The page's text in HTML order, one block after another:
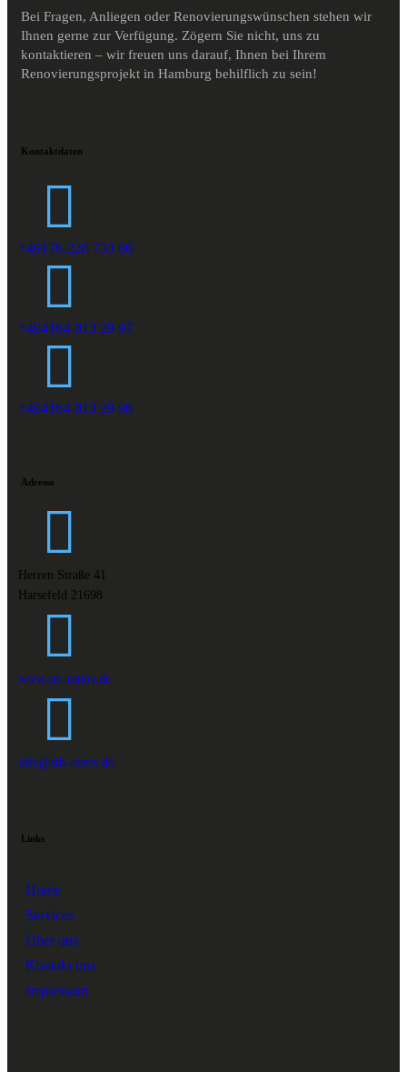
Bei Fragen, Anliegen oder Renovierungswünschen stehen wir
Ihnen gerne zur Verfügung. Zögern Sie nicht, uns zu
kontaktieren – wir freuen uns darauf, Ihnen bei Ihrem
Renovierungsprojekt in Hamburg behilflich zu sein!
Kontaktdaten
+49176-228 733 86
+494164-813 29 97
+494164-813 29 98
Adresse
Herren Straße 41
Harsefeld 21698
www.stb-renov.de
info@stb-renov.de
Links
Home
Services
Über uns
Kontakt uns
Impressum